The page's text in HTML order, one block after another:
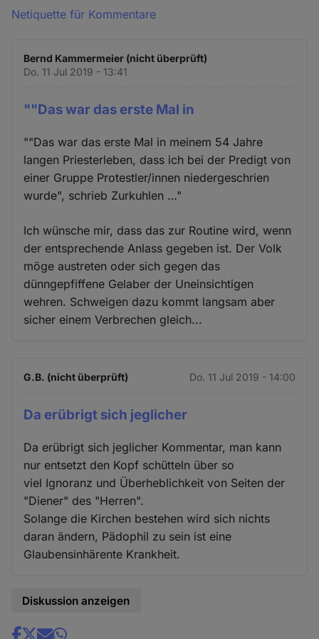
Netiquette für Kommentare
Bernd Kammermeier (nicht überprüft)
Do. 11 Jul 2019 - 13:41
""Das war das erste Mal in
""Das war das erste Mal in meinem 54 Jahre
langen Priesterleben, dass ich bei der Predigt von
einer Gruppe Protestler/innen niedergeschrien
wurde", schrieb Zurkuhlen …"
Ich wünsche mir, dass das zur Routine wird, wenn
der entsprechende Anlass gegeben ist. Der Volk
möge austreten oder sich gegen das
dünngepfiffene Gelaber der Uneinsichtigen
wehren. Schweigen dazu kommt langsam aber
sicher einem Verbrechen gleich...
G.B. (nicht überprüft) Do. 11 Jul 2019 - 14:00
Da erübrigt sich jeglicher
Da erübrigt sich jeglicher Kommentar, man kann
nur entsetzt den Kopf schütteln über so
viel Ignoranz und Überheblichkeit von Seiten der
"Diener" des "Herren".
Solange die Kirchen bestehen wird sich nichts
daran ändern, Pädophil zu sein ist eine
Glaubensinhärente Krankheit.
Diskussion anzeigen